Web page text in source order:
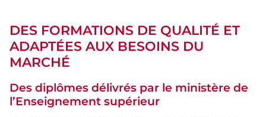
DES FORMATIONS DE QUALITÉ ET
ADAPTÉES AUX BESOINS DU
MARCHÉ
Des diplômes délivrés par le ministère de
l’Enseignement supérieur